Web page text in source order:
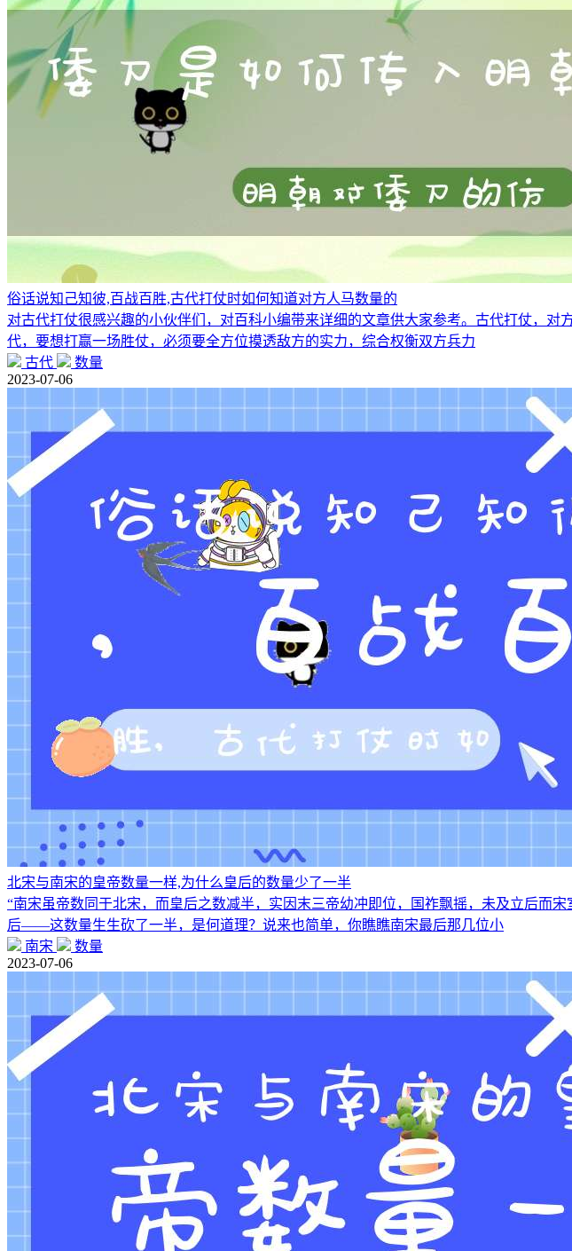
俗话说知己知彼,百战百胜,古代打仗时如何知道对方人马数量的
对古代打仗很感兴趣的小伙伴们，对百科小编带来详细的文章供大家参考。古代打仗，
代，要想打赢一场胜仗，必须要全方位摸透敌方的实力，综合权衡双方兵力
古代
数量
2023-07-06
北宋与南宋的皇帝数量一样,为什么皇后的数量少了一半
“南宋虽帝数同于北宋，而皇后之数减半，实因末三帝幼冲即位，国祚飘摇，未及立后而
后——这数量生生砍了一半，是何道理？说来也简单，你瞧瞧南宋最后那几位小
南宋
数量
2023-07-06